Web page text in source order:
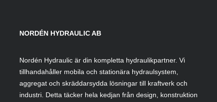
NORDÉN HYDRAULIC AB
Nordén Hydraulic är din kompletta hydraulikpartner. Vi
tillhandahåller mobila och stationära hydraulsystem,
aggregat och skräddarsydda lösningar till kraftverk och
industri. Detta täcker hela kedjan från design, konstruktion